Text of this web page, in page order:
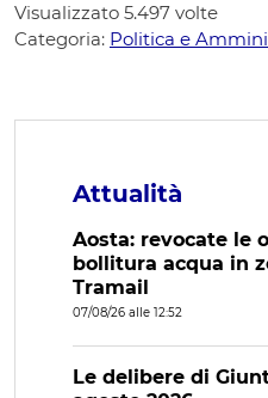
Visualizzato 5.497 volte
Categoria: Politica e
Attualità
Aosta: revocate le
bollitura acqua in
Tramail
07/08/26 alle 12:52
Le delibere di